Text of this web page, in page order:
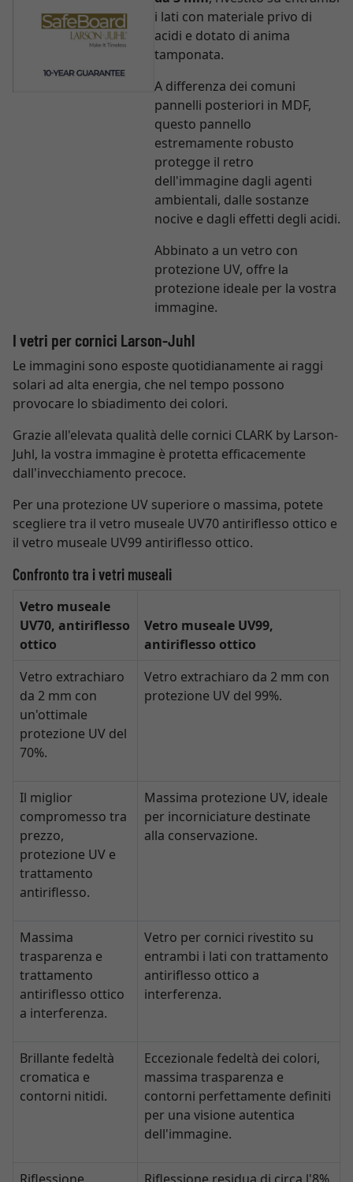
i lati con materiale privo di
acidi e dotato di anima
tamponata.
A differenza dei comuni
pannelli posteriori in MDF,
questo pannello
estremamente robusto
protegge il retro
dell'immagine dagli agenti
ambientali, dalle sostanze
nocive e dagli effetti degli acidi.
Abbinato a un vetro con
protezione UV, offre la
protezione ideale per la vostra
immagine.
I vetri per cornici Larson-Juhl
Le immagini sono esposte quotidianamente ai raggi
solari ad alta energia, che nel tempo possono
provocare lo sbiadimento dei colori.
Grazie all'elevata qualità delle cornici CLARK by Larson-
Juhl, la vostra immagine è protetta efficacemente
dall'invecchiamento precoce.
Per una protezione UV superiore o massima, potete
scegliere tra il vetro museale UV70 antiriflesso ottico e
il vetro museale UV99 antiriflesso ottico.
Confronto tra i vetri museali
Vetro museale
UV70, antiriflesso
ottico
Vetro museale UV99,
antiriflesso ottico
Vetro extrachiaro
da 2 mm con
un'ottimale
protezione UV del
70%.
Vetro extrachiaro da 2 mm con
protezione UV del 99%.
Il miglior
compromesso tra
prezzo,
protezione UV e
trattamento
antiriflesso.
Massima protezione UV, ideale
per incorniciature destinate
alla conservazione.
Massima
trasparenza e
trattamento
antiriflesso ottico
a interferenza.
Vetro per cornici rivestito su
entrambi i lati con trattamento
antiriflesso ottico a
interferenza.
Brillante fedeltà
cromatica e
contorni nitidi.
Eccezionale fedeltà dei colori,
massima trasparenza e
contorni perfettamente definiti
per una visione autentica
dell'immagine.